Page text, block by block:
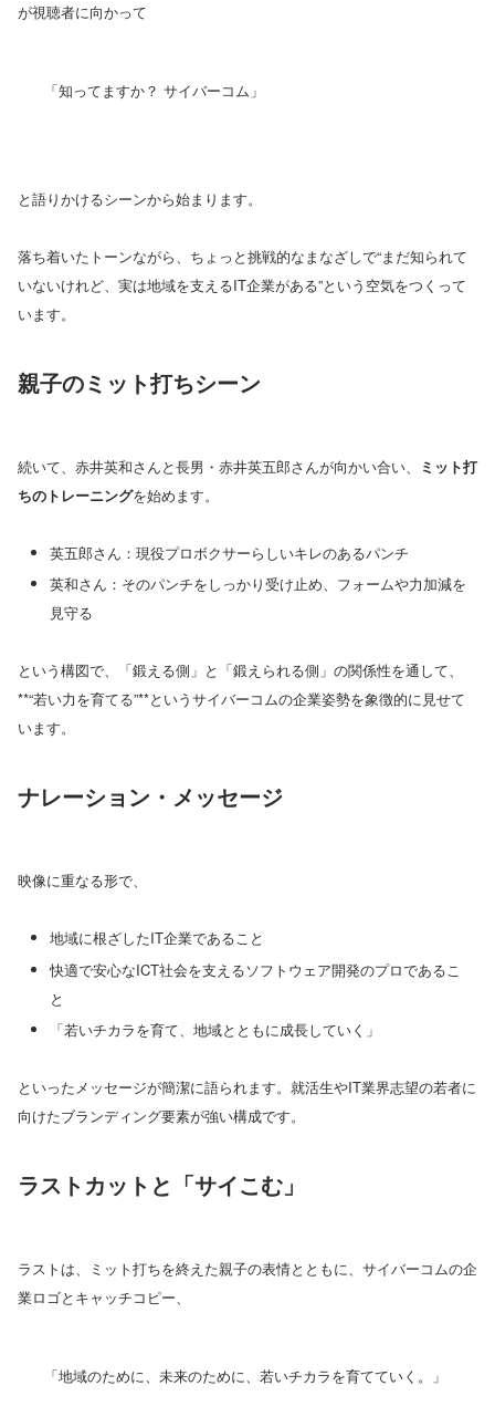
が視聴者に向かって
「知ってますか？ サイバーコム」
と語りかけるシーンから始まります。
落ち着いたトーンながら、ちょっと挑戦的なまなざしで“まだ知られて
いないけれど、実は地域を支えるIT企業がある”という空気をつくって
います。
親子のミット打ちシーン
続いて、赤井英和さんと長男・赤井英五郎さんが向かい合い、
ミット打
ちのトレーニングを始めます。
英五郎さん：現役プロボクサーらしいキレのあるパンチ
英和さん：そのパンチをしっかり受け止め、フォームや力加減を
見守る
という構図で、「鍛える側」と「鍛えられる側」の関係性を通して、
**“若い力を育てる”**というサイバーコムの企業姿勢を象徴的に見せて
います。
ナレーション・メッセージ
映像に重なる形で、
地域に根ざしたIT企業であること
快適で安心なICT社会を支えるソフトウェア開発のプロであるこ
と
「若いチカラを育て、地域とともに成長していく」
といったメッセージが簡潔に語られます。就活生やIT業界志望の若者に
向けたブランディング要素が強い構成です。
ラストカットと「サイこむ」
ラストは、ミット打ちを終えた親子の表情とともに、サイバーコムの企
業ロゴとキャッチコピー、
「地域のために、未来のために、若いチカラを育てていく。」